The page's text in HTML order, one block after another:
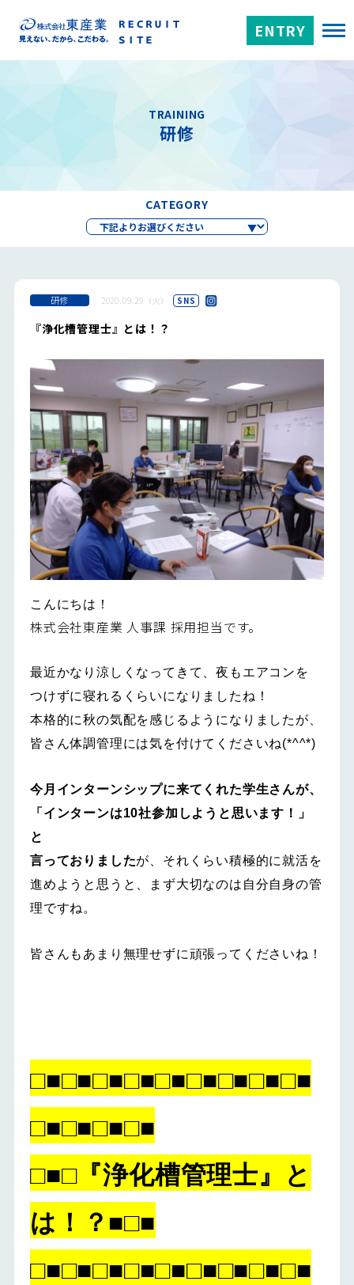
ENTRY
TRAINING
研修
CATEGORY
研修 2020.09.29（火） SNS
『浄化槽管理士』とは！？
こんにちは！
株式会社東産業 人事課 採用担当です。
最近かなり涼しくなってきて、夜もエアコンを
つけずに寝れるくらいになりましたね！
本格的に秋の気配を感じるようになりましたが、
皆さん体調管理には気を付けてくださいね(*^^*)
今月インターンシップに来てくれた学生さんが、
「インターンは10社参加しようと思います！」
と
言っておりましたが、それくらい積極的に就活を
進めようと思うと、まず大切なのは自分自身の管
理ですね。
皆さんもあまり無理せずに頑張ってくださいね！
□■□■□■□■□■□■□■□■□■
□■□■□■□■
□■□『浄化槽管理士』と
は！？■□■
□■□■□■□■□■□■□■□■□■